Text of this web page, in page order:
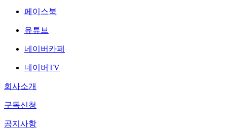
페이스북
유튜브
네이버카페
네이버TV
회사소개
구독신청
공지사항